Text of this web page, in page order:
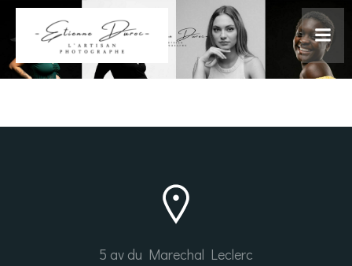
au
contenu
5 av du Marechal Leclerc